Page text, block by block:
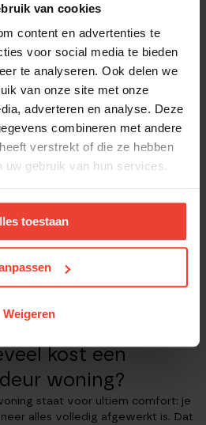
van cookies
content en advertenties te
voor social media te bieden
te analyseren. Ook delen we
van onze site met onze
adverteren en analyse. Deze
combineren met andere
verstrekt of die ze hebben
uw gebruik van hun services.
toestaan
Weigeren
bij
investeringen in je leven.
Verelst vanzelfsprekend dat je
krijgt van de financiële kant
de wet Breyne – betekent dat
ook de prijs blijft. Geen
alle posten: van ruwbouw tot
tot interieurkeuzes.
een persoonlijke
je. Die waakt erover dat je
Zo kun je met een gerust hart
moment: de oplevering van jouw
kost een
woning?
staat voor ultiem comfort: je
alles volledig afgewerkt is. Dat